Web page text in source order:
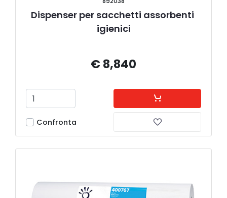
Dispenser per sacchetti assorbenti
igienici
€ 8,840
Confronta